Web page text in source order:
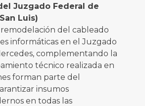
Juzgado Federal de
Luis)
del cableado
informáticas en el Juzgado
complementando la
técnico realizada en
forman parte del
insumos
en todas las